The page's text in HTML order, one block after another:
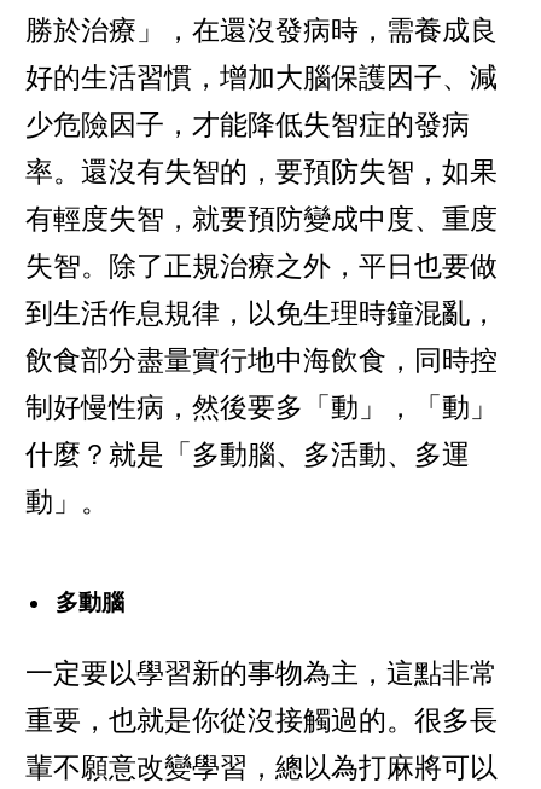
勝於治療」，在還沒發病時，需養成良
好的生活習慣，增加大腦保護因子、減
少危險因子，才能降低失智症的發病
率。還沒有失智的，要預防失智，如果
有輕度失智，就要預防變成中度、重度
失智。除了正規治療之外，平日也要做
到生活作息規律，以免生理時鐘混亂，
飲食部分盡量實行地中海飲食，同時控
制好慢性病，然後要多「動」，「動」
什麼？就是「多動腦、多活動、多運
動」。
多動腦
一定要以學習新的事物為主，這點非常
重要，也就是你從沒接觸過的。很多長
輩不願意改變學習，總以為打麻將可以